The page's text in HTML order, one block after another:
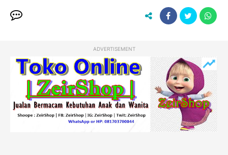
ADVERTISEMENT